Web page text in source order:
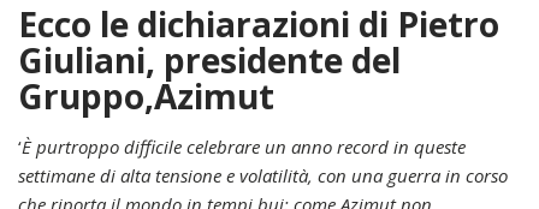
Ecco le dichiarazioni di Pietro
Giuliani, presidente del
Gruppo,Azimut
‘È purtroppo difficile celebrare un anno record in queste
settimane di alta tensione e volatilità, con una guerra in corso
che riporta il mondo in tempi bui; come Azimut non